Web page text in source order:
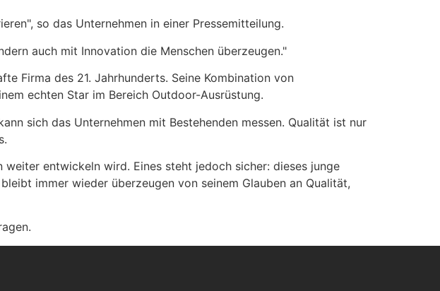
so das Unternehmen in einer Pressemitteilung.
auch mit Innovation die Menschen überzeugen."
Firma des 21. Jahrhunderts. Seine Kombination von
echten Star im Bereich Outdoor-Ausrüstung.
sich das Unternehmen mit Bestehenden messen. Qualität ist nur
weiter entwickeln wird. Eines steht jedoch sicher: dieses junge
immer wieder überzeugen von seinem Glauben an Qualität,